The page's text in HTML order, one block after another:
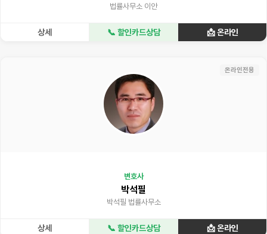
법률사무소 이안
상세 📞 할인카드상담 📩 온라인
온라인전용
변호사
박석필
박석필 법률사무소
상세 📞 할인카드상담 📩 온라인